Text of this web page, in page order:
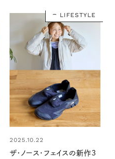
LIFESTYLE
2025.10.22
ザ・ノース・フェイスの新作3